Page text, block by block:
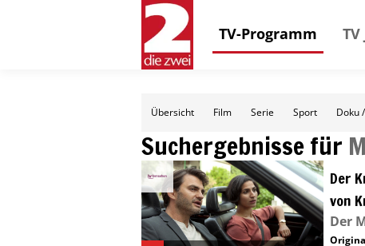
TV-Programm
Übersicht Film Serie Sport Doku
Suchergebnisse für
Der
von
Der